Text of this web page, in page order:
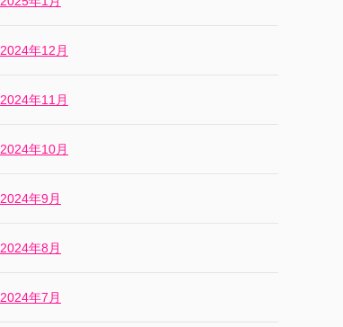
2024年12月
2024年11月
2024年10月
2024年9月
2024年8月
2024年7月